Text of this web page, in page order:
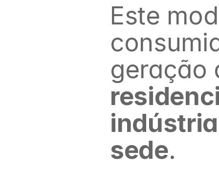
Este
geração
sede.